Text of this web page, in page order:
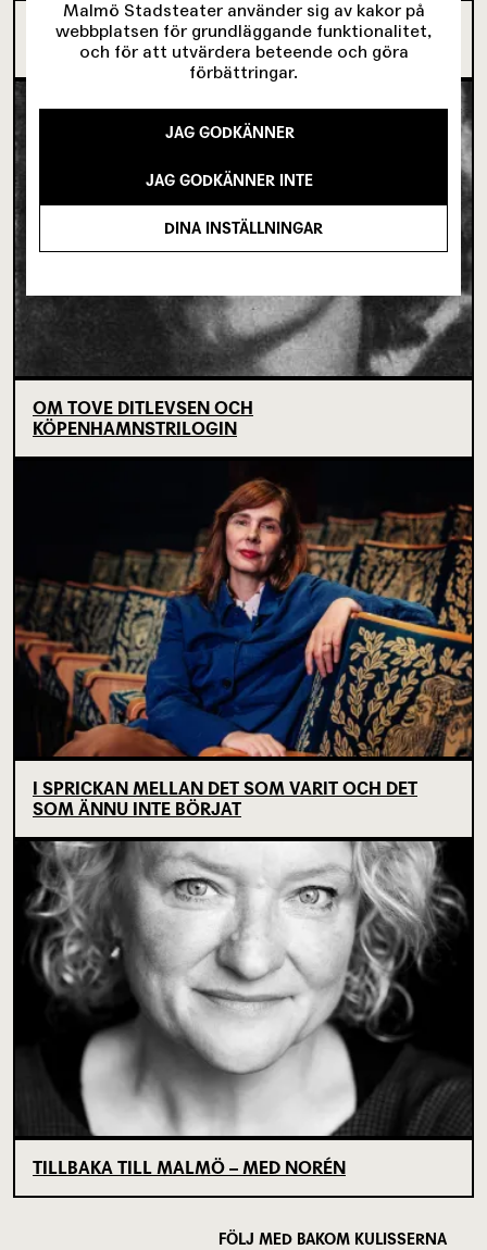
SJU SUPERVIKTIGA MINUTER OM UNGAS RÄTT
TILL SCENKONST
OM TOVE DITLEVSEN OCH
KÖPENHAMNSTRILOGIN
I SPRICKAN MELLAN DET SOM VARIT OCH DET
SOM ÄNNU INTE BÖRJAT
TILLBAKA TILL MALMÖ – MED NORÉN
FÖLJ MED BAKOM KULISSERNA
Malmö Stadsteater använder sig av kakor på
webbplatsen för grundläggande funktionalitet,
och för att utvärdera beteende och göra
förbättringar.
JAG GODKÄNNER
JAG GODKÄNNER INTE
DINA INSTÄLLNINGAR